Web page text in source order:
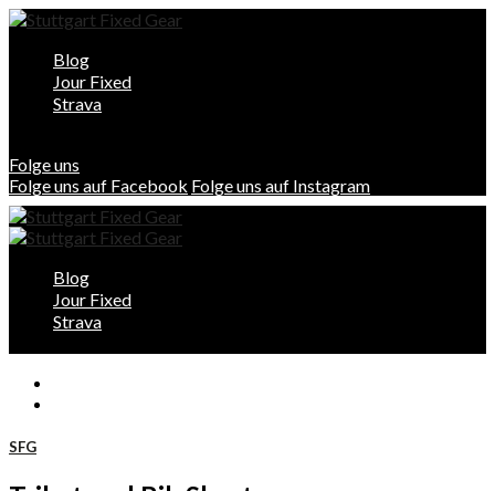
Blog
Jour Fixed
Strava
Folge uns
Folge uns auf Facebook Folge uns auf Instagram
Blog
Jour Fixed
Strava
SFG